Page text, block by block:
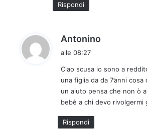
Rispondi
Antonino
e
t
t
o
alle 08:27
Ciao scusa io sono a
una figlia da da 7’anni
un aiuto pensa che non ò
bebè a chi devo rivolgermi
Rispondi